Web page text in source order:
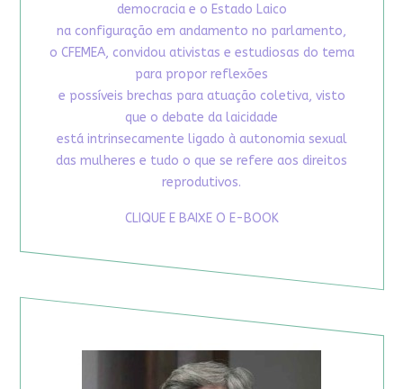
democracia e o Estado Laico
na configuração em andamento no parlamento,
o CFEMEA, convidou ativistas e estudiosas do tema
para propor reflexões
e possíveis brechas para atuação coletiva, visto
que o debate da laicidade
está intrinsecamente ligado à autonomia sexual
das mulheres e tudo o que se refere aos direitos
reprodutivos.
CLIQUE E BAIXE O E-BOOK